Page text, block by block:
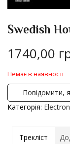
Swedish
1740,00
Немає в наявності
Повідомити,
Категорія:
Трекліст